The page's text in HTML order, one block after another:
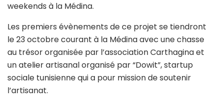
weekends à la Médina.
Les premiers évènements de ce projet se tiendront
le 23 octobre courant à la Médina avec une chasse
au trésor organisée par l’association Carthagina et
un atelier artisanal organisé par “Dowit”, startup
sociale tunisienne qui a pour mission de soutenir
l’artisanat.